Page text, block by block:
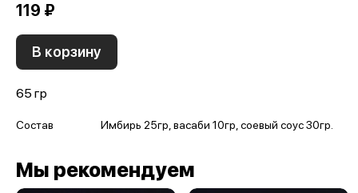
119 ₽
В корзину
65 гр
Состав Имбирь 25гр, васаби 10гр, соевый соус 30гр.
Мы рекомендуем